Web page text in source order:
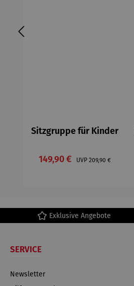
Sitzgruppe für Kinder
Verkaufspreis:
149,90 € UVP Regulärer Preis:
209,90 €
Exklusive Angebote
SERVICE
Newsletter